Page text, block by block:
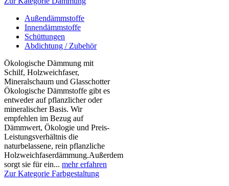
Außendämmstoffe
Innendämmstoffe
Schüttungen
Abdichtung / Zubehör
Ökologische Dämmung mit
Schilf, Holzweichfaser,
Mineralschaum und Glasschotter
Ökologische Dämmstoffe gibt es
entweder auf pflanzlicher oder
mineralischer Basis. Wir
empfehlen im Bezug auf
Dämmwert, Ökologie und Preis-
Leistungsverhältnis die
naturbelassene, rein pflanzliche
Holzweichfaserdämmung.Außerdem
sorgt sie für ein... mehr erfahren
Zur Kategorie Farbgestaltung